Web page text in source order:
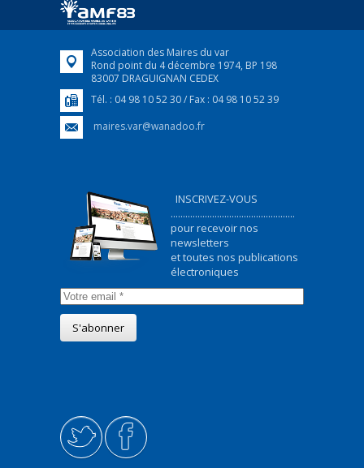
FEUILLETER
Association des Maires du var
Rond point du 4 décembre 1974, BP 198
83007 DRAGUIGNAN CEDEX
Tél. : 04 98 10 52 30 / Fax : 04 98 10 52 39
maires.var@wanadoo.fr
INSCRIVEZ-VOUS
...................................................
pour recevoir nos
newsletters
et toutes nos publications
électroniques